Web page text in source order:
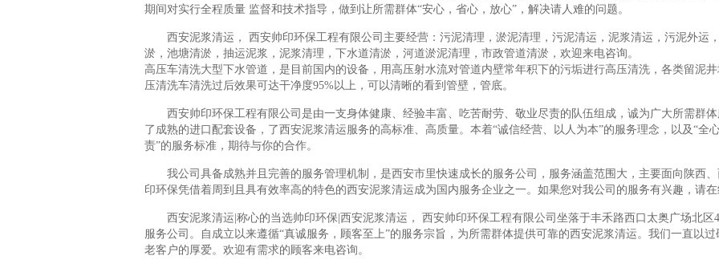
期间对实行全程质量 监督和技术指导，做到让所需群体“安心，省心，放心”，解决请人难的问题。
西安泥浆清运， 西安帅印环保工程有限公司主要经营：污泥清理，淤泥清理，污泥清运，泥浆清运，污泥外运
淤，池塘清淤，抽运泥浆，泥浆清理，下水道清淤，河道淤泥清理，市政管道清淤，欢迎来电咨询。
高压车清洗大型下水管道，是目前国内的设备，用高压射水流对管道内壁常年积下的污垢进行高压清洗，各类留泥
压清洗车清洗过后效果可达干净度95%以上，可以清晰的看到管壁，管底。
西安帅印环保工程有限公司是由一支身体健康、经验丰富、吃苦耐劳、敬业尽责的队伍组成，诚为广大所需群
了成熟的进口配套设备，了西安泥浆清运服务的高标准、高质量。本着“诚信经营、以人为本”的服务理念，以及“全
责”的服务标准，期待与你的合作。
我公司具备成熟并且完善的服务管理机制，是西安市里快速成长的服务公司，服务涵盖范围大，主要面向陕西
印环保凭借着周到且具有效率高的特色的西安泥浆清运成为国内服务企业之一。如果您对我公司的服务有兴趣，请在
西安泥浆清运|称心的当选帅印环保|西安泥浆清运， 西安帅印环保工程有限公司坐落于丰禾路西口太奥广场北区
服务公司。自成立以来遵循“真诚服务，顾客至上”的服务宗旨，为所需群体提供可靠的西安泥浆清运。我们一直以
老客户的厚爱。欢迎有需求的顾客来电咨询。